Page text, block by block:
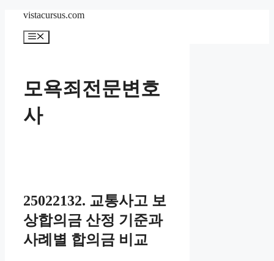
content
vistacursus.com
Menu
모욕죄전문변호
사
25022132. 교통사고 보
상합의금 산정 기준과
사례별 합의금 비교